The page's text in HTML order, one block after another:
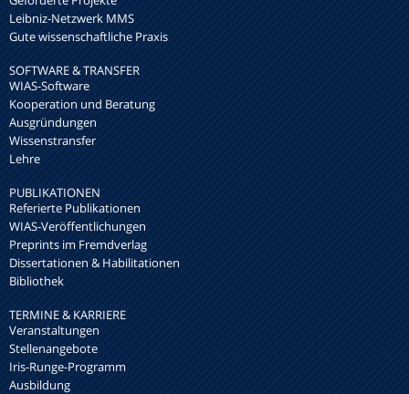
Leibniz-Netzwerk MMS
Gute wissenschaftliche Praxis
SOFTWARE & TRANSFER
WIAS-Software
Kooperation und Beratung
Ausgründungen
Wissenstransfer
Lehre
PUBLIKATIONEN
Referierte Publikationen
WIAS-Veröffentlichungen
Preprints im Fremdverlag
Dissertationen & Habilitationen
Bibliothek
TERMINE & KARRIERE
Veranstaltungen
Stellenangebote
Iris-Runge-Programm
Ausbildung